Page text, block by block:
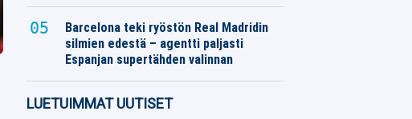
Barcelona teki ryöstön Real Madridin
silmien edestä – agentti paljasti
Espanjan supertähden valinnan
LUETUIMMAT UUTISET